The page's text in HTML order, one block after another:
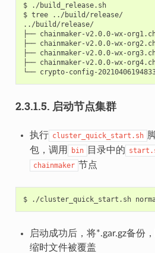
$
./build_release.sh
$ tree
../build/release/
../build/release/
├── chainmaker-v2.0.0-wx-
├── chainmaker-v2.0.0-wx-
├── chainmaker-v2.0.0-wx-
├── chainmaker-v2.0.0-wx-
└──
2.3.1.5. 启动节点集群
执行 cluster_quick_start.sh
包，调用
bin 目录中的
chainmaker 节点
$ ./cluster_quick_start.sh
启动成功后，将*.gar.gz备份
缩时文件被覆盖